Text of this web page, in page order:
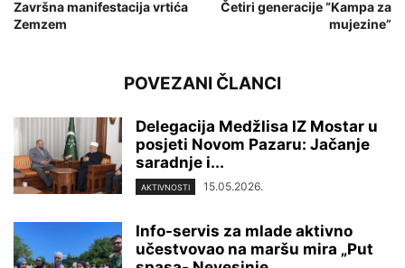
Završna manifestacija vrtića
Zemzem
Četiri generacije “Kampa za
mujezine”
POVEZANI ČLANCI
Delegacija Medžlisa IZ Mostar u
posjeti Novom Pazaru: Jačanje
saradnje i...
AKTIVNOSTI 15.05.2026.
Info-servis za mlade aktivno
učestvovao na maršu mira „Put